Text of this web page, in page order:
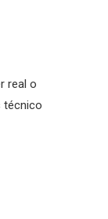
real o
técnico